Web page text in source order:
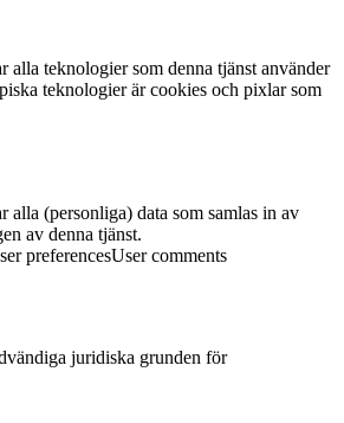
alla teknologier som denna tjänst använder
teknologier är cookies och pixlar som
alla (personliga) data som samlas in av
av denna tjänst.
preferencesUser comments
juridiska grunden för